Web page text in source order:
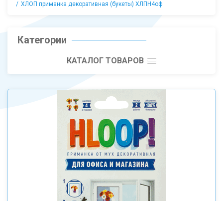
ХЛОП приманка декоративная (букеты) ХЛПН4оф
Категории
КАТАЛОГ ТОВАРОВ